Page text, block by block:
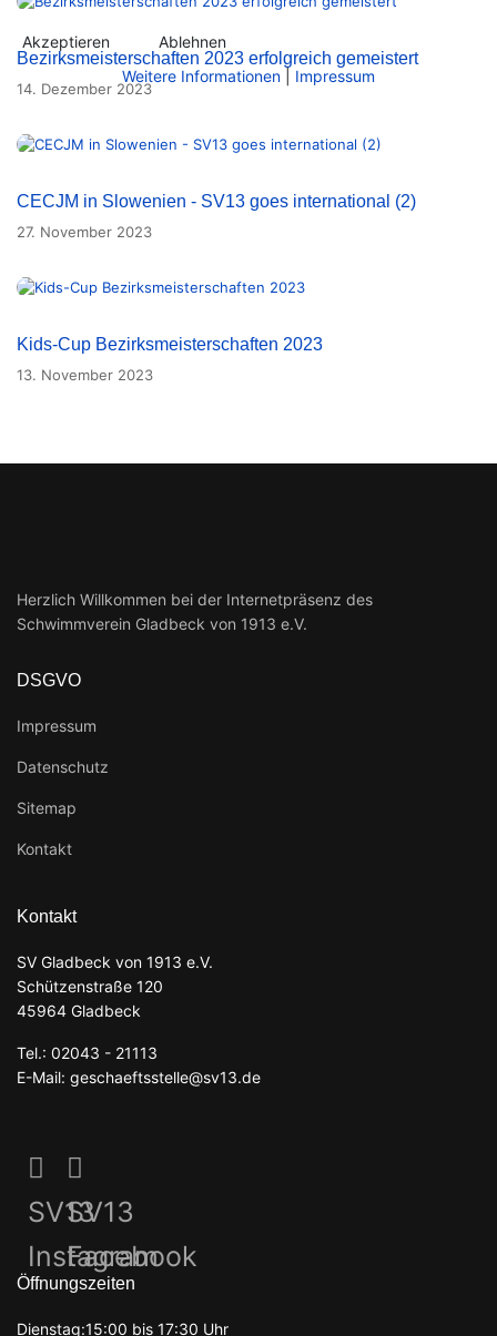
Bezirksmeisterschaften 2023 erfolgreich gemeistert
14. Dezember 2023
CECJM in Slowenien - SV13 goes international (2)
27. November 2023
Kids-Cup Bezirksmeisterschaften 2023
13. November 2023
Herzlich Willkommen bei der Internetpräsenz des
Schwimmverein Gladbeck von 1913 e.V.
DSGVO
Impressum
Datenschutz
Sitemap
Kontakt
Kontakt
SV Gladbeck von 1913 e.V.
Schützenstraße 120
45964 Gladbeck
Tel.: 02043 - 21113
E-Mail: geschaeftsstelle@sv13.de
SV13
Instagram
SV13
Facebook
Öffnungszeiten
Dienstag:15:00 bis 17:30 Uhr
Akzeptieren
Ablehnen
Weitere Informationen
Impressum